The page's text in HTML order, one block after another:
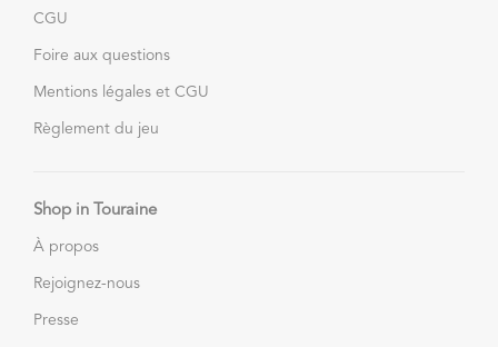
CGU
Foire aux questions
Mentions légales et CGU
Règlement du jeu
Shop in Touraine
À propos
Rejoignez-nous
Presse